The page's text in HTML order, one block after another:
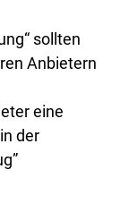
sollten
Anbietern
eine
der